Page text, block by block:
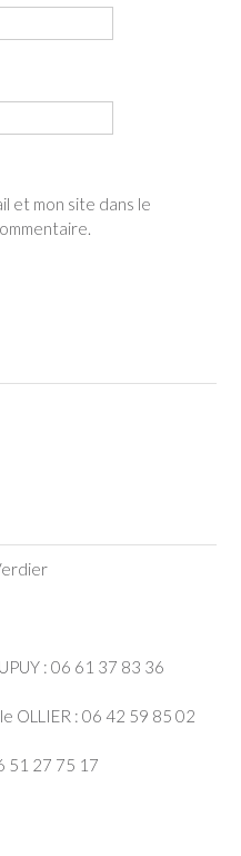
et mon site dans le
: 06 61 37 83 36
OLLIER : 06 42 59 85 02
51 27 75 17